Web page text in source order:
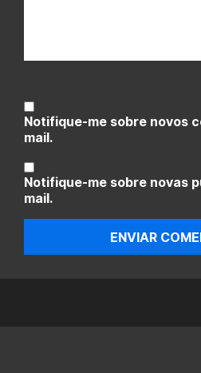
Notifique-me sobre novos
mail.
Notifique-me sobre novas
mail.
ENVIAR